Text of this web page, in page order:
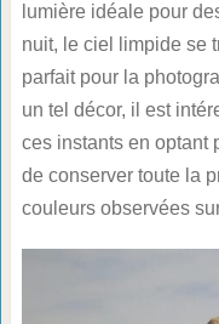
lumière idéale pour
nuit, le ciel limpide se
parfait pour la
un tel décor, il est
ces instants en optant
de conserver toute la
couleurs observées